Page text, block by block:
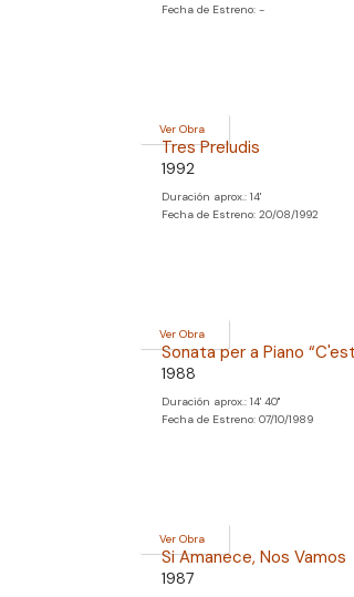
Fecha de Estreno: -
Ver Obra
Tres Preludis
1992
Duración aprox.: 14'
Fecha de Estreno: 20/08/1992
Ver Obra
Sonata per a Piano “C'est
1988
Duración aprox.: 14' 40''
Fecha de Estreno: 07/10/1989
Ver Obra
Si Amanece, Nos Vamos
1987